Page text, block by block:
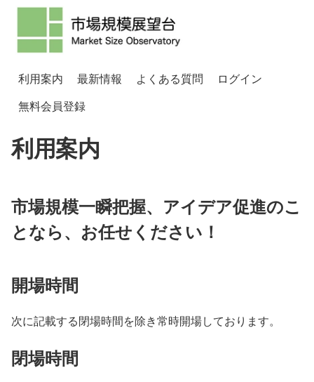
利用案内 最新情報 よくある質問
ログイン
無料会員登録
利用案内
市場規模一瞬把握、アイデア促進のこ
となら、お任せください！
開場時間
次に記載する閉場時間を除き常時開場しております。
閉場時間